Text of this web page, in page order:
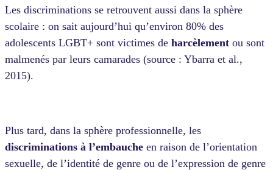
Les discriminations se retrouvent aussi dans la sphère
scolaire : on sait aujourd’hui qu’environ 80% des
adolescents LGBT+ sont victimes de harcèlement ou sont
malmenés par leurs camarades (source : Ybarra et al.,
2015).
Plus tard, dans la sphère professionnelle, les
discriminations à l’embauche en raison de l’orientation
sexuelle, de l’identité de genre ou de l’expression de genre